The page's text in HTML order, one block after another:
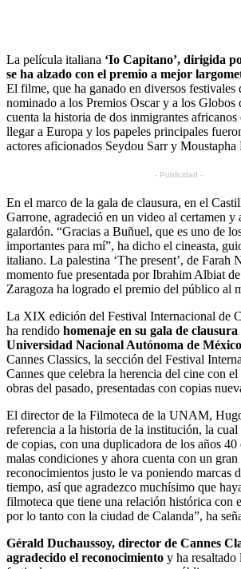
La película italiana ‘Io Capitano’, dirigida
se ha alzado con el premio a mejor
El filme, que ha ganado en diversos
nominado a los Premios Oscar y a los Globos
cuenta la historia de dos inmigrantes africanos
llegar a Europa y los papeles principales
actores aficionados Seydou Sarr y Moustapha
- Publicidad -
En el marco de la gala de clausura, en el
Garrone, agradeció en un video al certamen y
galardón. “Gracias a Buñuel, que es uno de
importantes para mí”, ha dicho el cineasta,
italiano. La palestina ‘The present’, de Farah
momento fue presentada por Ibrahim Albiat
Zaragoza ha logrado el premio del público al
La XIX edición del Festival Internacional de
ha rendido homenaje en su gala de
Universidad Nacional Autónoma de México
Cannes Classics, la sección del Festival
Cannes que celebra la herencia del cine con
obras del pasado, presentadas con copias
El director de la Filmoteca de la UNAM,
referencia a la historia de la institución, la
de copias, con una duplicadora de los años 40
malas condiciones y ahora cuenta con un
reconocimientos justo le va poniendo marcas
tiempo, así que agradezco muchísimo que
filmoteca que tiene una relación histórica con
por lo tanto con la ciudad de Calanda”, ha
Gérald Duchaussoy, director de Cannes
agradecido el reconocimiento y ha resaltado